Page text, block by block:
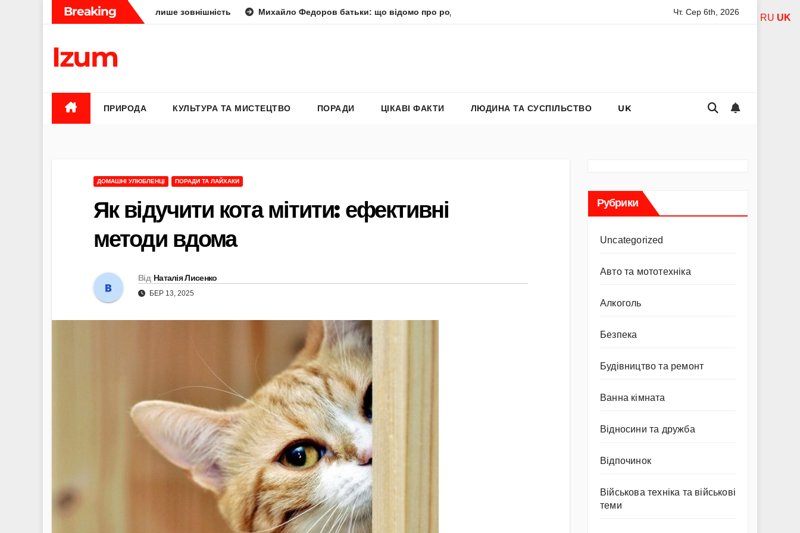
Breaking
укус, отрута чи лише зовнішність Михайло Федоров батьки: що відомо про родину політика Молитва пресвятої богородиці за дітей: слова захисту і материнського
Чт. Сер 6th, 2026
Izum
ПРИРОДА КУЛЬТУРА ТА МИСТЕЦТВО ПОРАДИ ЦІКАВІ ФАКТИ ЛЮДИНА ТА СУСПІЛЬСТВО UK
ДОМАШНІ УЛЮБЛЕНЦІ ПОРАДИ ТА ЛАЙХАКИ
Як відучити кота мітити: ефективні
методи вдома
Від Наталія Лисенко
БЕР 13, 2025
Рубрики
Uncategorized
Авто та мототехніка
Алкоголь
Безпека
Будівництво та ремонт
Ванна кімната
Відносини та дружба
Відпочинок
Військова техніка та військові
теми
RU UK